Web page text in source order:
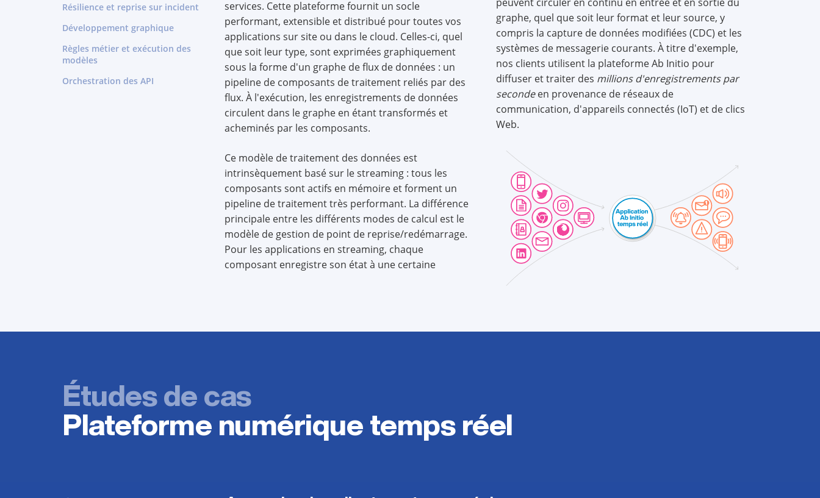
Résilience et reprise sur incident
Développement graphique
Règles métier et exécution des
modèles
Orchestration des API
services. Cette plateforme fournit un socle
performant, extensible et distribué pour toutes vos
applications sur site ou dans le cloud. Celles-ci, quel
que soit leur type, sont exprimées graphiquement
sous la forme d'un graphe de flux de données : un
pipeline de composants de traitement reliés par des
flux. À l'exécution, les enregistrements de données
circulent dans le graphe en étant transformés et
acheminés par les composants.
Ce modèle de traitement des données est
intrinsèquement basé sur le streaming : tous les
composants sont actifs en mémoire et forment un
pipeline de traitement très performant. La différence
principale entre les différents modes de calcul est le
modèle de gestion de point de reprise/redémarrage.
Pour les applications en streaming, chaque
composant enregistre son état à une certaine
graphe, quel que soit leur format et leur source, y
compris la capture de données modifiées (CDC) et les
systèmes de messagerie courants. À titre d'exemple,
nos clients utilisent la plateforme Ab Initio pour
diffuser et traiter des millions d'enregistrements par
secondeen provenance de réseaux de
communication, d'appareils connectés (IoT) et de clics
Web.
Études de cas
Plateforme numérique temps réel